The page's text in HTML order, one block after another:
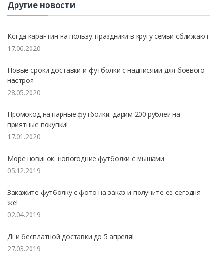
Другие новости
Когда карантин на пользу: праздники в кругу семьи сближают
17.06.2020
Новые сроки доставки и футболки с надписями для боевого
настроя
28.05.2020
Промокод на парные футболки: дарим 200 рублей на
приятные покупки!
17.01.2020
Море новинок: новогодние футболки с мышами
05.12.2019
Закажите футболку с фото на заказ и получите ее сегодня
же!
02.04.2019
Дни бесплатной доставки до 5 апреля!
27.03.2019